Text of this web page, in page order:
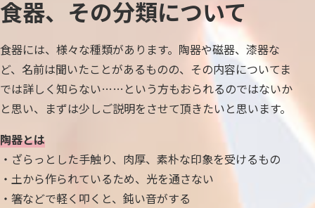
食器、その分類について
食器には、様々な種類があります。陶器や磁器、漆器な
ど、名前は聞いたことがあるものの、その内容についてま
では詳しく知らない……という方もおられるのではないか
と思い、まずは少しご説明をさせて頂きたいと思います。
陶器とは
・ざらっとした手触り、肉厚、素朴な印象を受けるもの
・土から作られているため、光を通さない
・箸などで軽く叩くと、鈍い音がする